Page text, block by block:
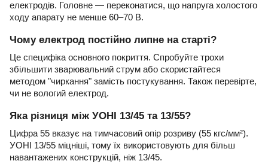
електродів. Головне — переконатися, що напруга холостого
ходу апарату не менше 60–70 В.
Чому електрод постійно липне на старті?
Це специфіка основного покриття. Спробуйте трохи
збільшити зварювальний струм або скористайтеся
методом "чиркання" замість постукування. Також перевірте,
чи не вологий електрод.
Яка різниця між УОНІ 13/45 та 13/55?
Цифра 55 вказує на тимчасовий опір розриву (55 кгс/мм²).
УОНІ 13/55 міцніші, тому їх використовують для більш
навантажених конструкцій, ніж 13/45.